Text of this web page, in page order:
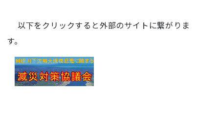
以下をクリックすると外部のサイトに繋がりま
す。